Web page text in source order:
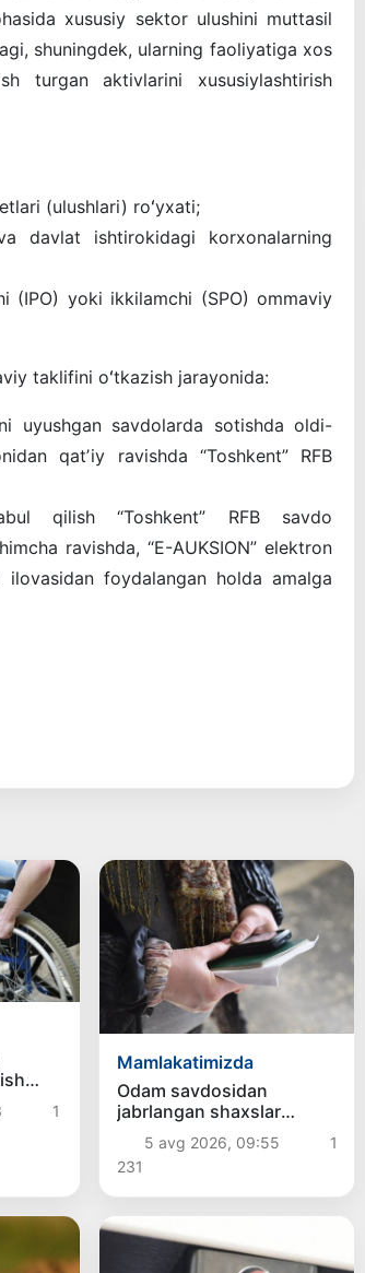
xususiy sektor ulushini muttasil
shuningdek, ularning faoliyatiga xos
turgan aktivlarini xususiylashtirish
(ulushlari) roʻyxati;
davlat ishtirokidagi korxonalarning
(IPO) yoki ikkilamchi (SPO) ommaviy
taklifini oʻtkazish jarayonida:
uyushgan savdolarda sotishda oldi-
qatʼiy ravishda “Toshkent” RFB
qilish “Toshkent” RFB savdo
ravishda, “E-AUKSION” elektron
foydalangan holda amalga
1
Mamlakatimizda
Odam savdosidan
jabrlangan shaxslar
ijtimoiy xizmatlar bilan
qamrab olinadi
5 avg 2026, 09:55
1
231